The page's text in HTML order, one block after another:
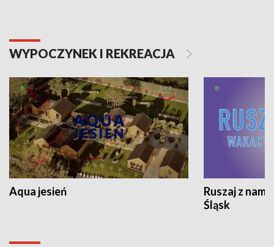
WYPOCZYNEK I REKREACJA
Aqua jesień
Ruszaj z
Śląsk